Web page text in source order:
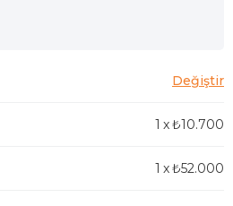
1 x₺10.700
1 x₺52.000